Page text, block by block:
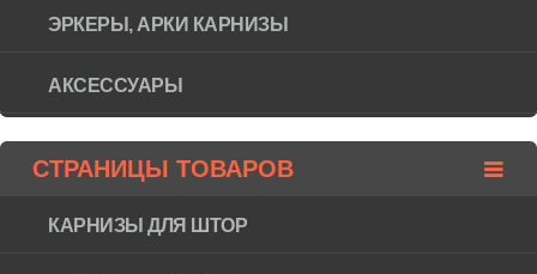
ЭРКЕРЫ, АРКИ КАРНИЗЫ
АКСЕССУАРЫ
СТРАНИЦЫ ТОВАРОВ
КАРНИЗЫ ДЛЯ ШТОР